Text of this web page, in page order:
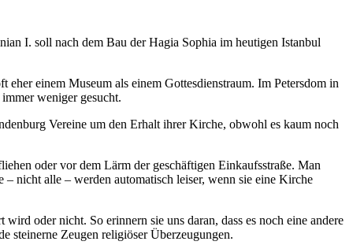
I. soll nach dem Bau der Hagia Sophia im heutigen Istanbul
einem Museum als einem Gottesdienstraum. Im Petersdom in
weniger gesucht.
Vereine um den Erhalt ihrer Kirche, obwohl es kaum noch
oder vor dem Lärm der geschäftigen Einkaufsstraße. Man
nicht alle – werden automatisch leiser, wenn sie eine Kirche
oder nicht. So erinnern sie uns daran, dass es noch eine andere
steinerne Zeugen religiöser Überzeugungen.